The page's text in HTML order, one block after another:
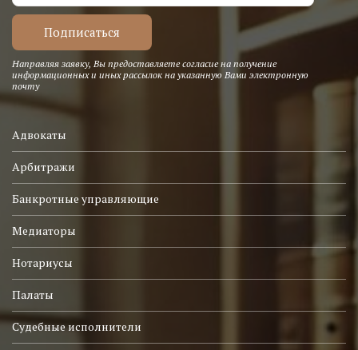
Направляя заявку, Вы предоставляете согласие на получение
информационных и иных рассылок на указанную Вами электронную
почту
Адвокаты
Арбитражи
Банкротные управляющие
Медиаторы
Нотариусы
Палаты
Судебные исполнители